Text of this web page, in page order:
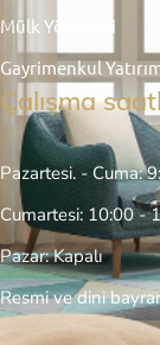
Mülk Yönetimi
Gayrimenkul
Çalışma
Pazartesi. - Cuma:
Cumartesi: 10:00 -
Pazar: Kapalı
Resmi ve dini